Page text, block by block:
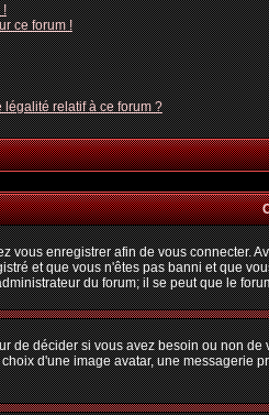
!
ce forum !
relatif à ce forum ?
vous enregistrer afin de vous connecter.
et que vous n'êtes pas banni et que
du forum; il se peut que le
de décider si vous avez besoin ou non
d'une image avatar, une messagerie